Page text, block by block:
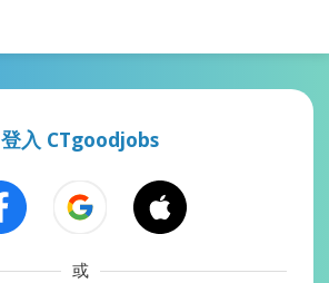
登入 CTgoodjobs
或